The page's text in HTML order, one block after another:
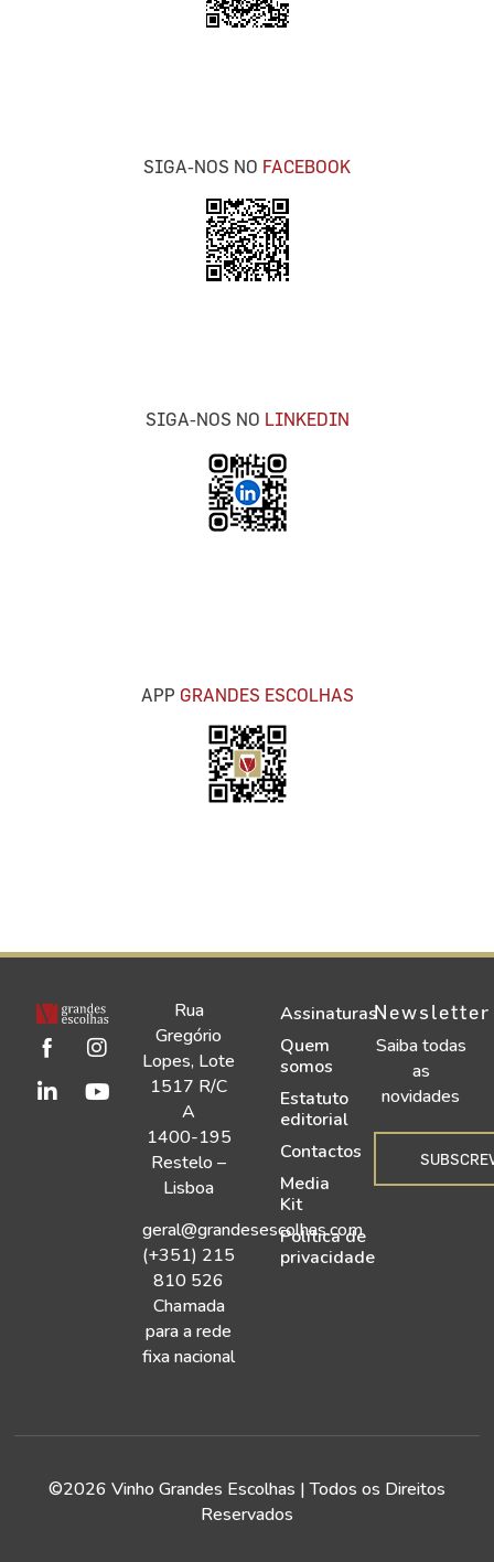
SIGA-NOS NO FACEBOOK
SIGA-NOS NO LINKEDIN
APP GRANDES ESCOLHAS
Rua
Gregório
Lopes, Lote
1517 R/C
A
1400-195
Restelo –
Lisboa
geral@grandesescolhas.com
(+351) 215
810 526
Chamada
para a rede
fixa nacional
Assinaturas
Quem
somos
Estatuto
editorial
Contactos
Media
Kit
Política de
privacidade
Newsletter
Saiba todas
as
novidades
©2026 Vinho Grandes Escolhas | Todos os Direitos
Reservados